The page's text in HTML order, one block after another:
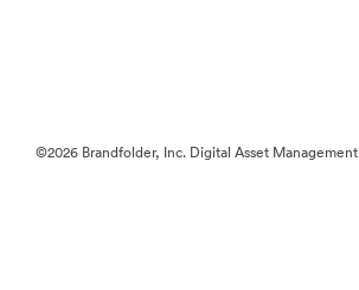
©2026 Brandfolder, Inc. Digital Asset Management